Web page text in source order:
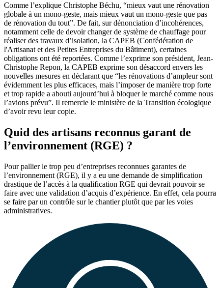
Comme l’explique Christophe Béchu, “mieux vaut une rénovation
globale à un mono-geste, mais mieux vaut un mono-geste que pas
de rénovation du tout”. De fait, sur dénonciation d’incohérences,
notamment celle de devoir changer de système de chauffage pour
réaliser des travaux d’isolation, la CAPEB (Confédération de
l'Artisanat et des Petites Entreprises du Bâtiment), certaines
obligations ont été reportées. Comme l’exprime son président, Jean-
Christophe Repon, la CAPEB exprime son désaccord envers les
nouvelles mesures en déclarant que “les rénovations d’ampleur sont
évidemment les plus efficaces, mais l’imposer de manière trop forte
et trop rapide a abouti aujourd’hui à bloquer le marché comme nous
l’avions prévu”. Il remercie le ministère de la Transition écologique
d’avoir revu leur copie.
Quid des artisans reconnus garant de
l’environnement (RGE) ?
Pour pallier le trop peu d’entreprises reconnues garantes de
l’environnement (RGE), il y a eu une demande de simplification
drastique de l’accès à la qualification RGE qui devrait pouvoir se
faire avec une validation d’acquis d’expérience. En effet, cela pourra
se faire par un contrôle sur le chantier plutôt que par les voies
administratives.